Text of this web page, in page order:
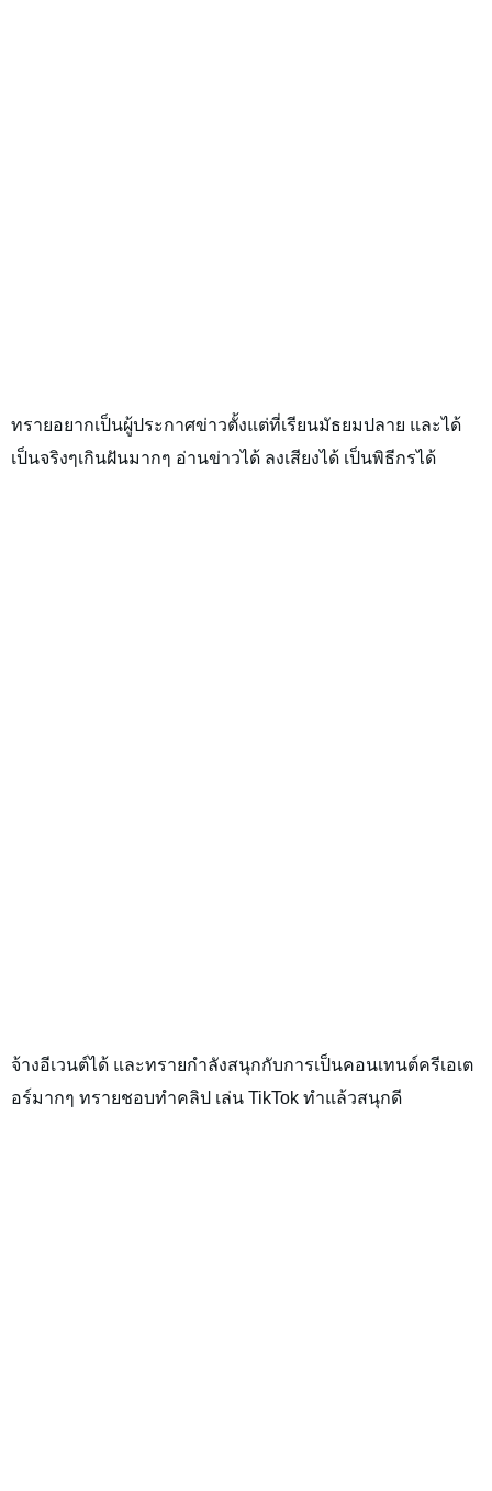
ทรายอยากเป็นผู้ประกาศข่าวตั้งแต่ที่เรียนมัธยมปลาย และได้
เป็นจริงๆเกินฝันมากๆ อ่านข่าวได้ ลงเสียงได้ เป็นพิธีกรได้
จ้างอีเวนต์ได้ และทรายกำลังสนุกกับการเป็นคอนเทนต์ครีเอเต
อร์มากๆ ทรายชอบทำคลิป เล่น TikTok ทำแล้วสนุกดี